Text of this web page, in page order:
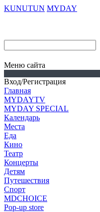
KUNUTUN MYDAY
Меню сайта
Вход/Регистрация
Главная
MYDAYTV
MYDAY SPECIAL
Календарь
Места
Еда
Кино
Театр
Концерты
Детям
Путешествия
Спорт
MDCHOICE
Pop-up store